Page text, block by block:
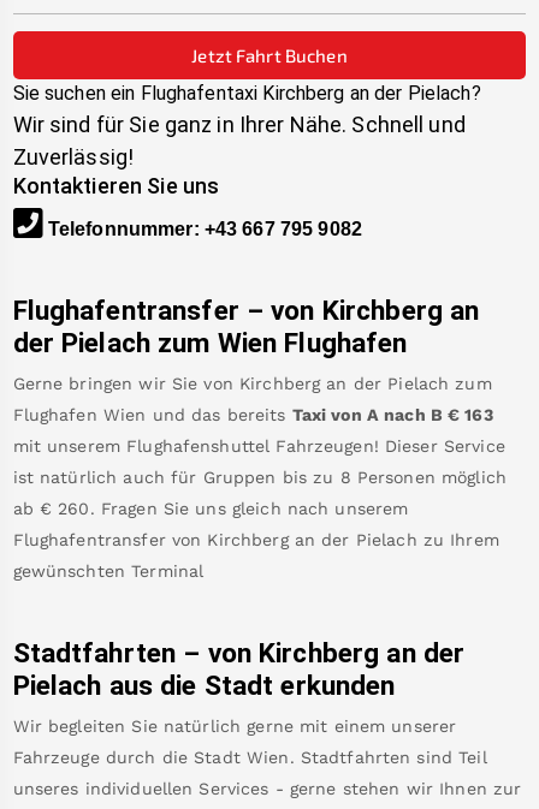
Jetzt Fahrt Buchen
Sie suchen ein Flughafentaxi Kirchberg an der Pielach?
Wir sind für Sie ganz in Ihrer Nähe. Schnell und
Zuverlässig!
Kontaktieren Sie uns
Telefonnummer: +43 667 795 9082
Flughafentransfer – von Kirchberg an
der Pielach zum Wien Flughafen
Gerne bringen wir Sie von Kirchberg an der Pielach zum
Flughafen Wien und das bereits Taxi von A nach B €163
mit unserem Flughafenshuttel Fahrzeugen! Dieser Service
ist natürlich auch für Gruppen bis zu 8 Personen möglich
ab € 260. Fragen Sie uns gleich nach unserem
Flughafentransfer von Kirchberg an der Pielach zu Ihrem
gewünschten Terminal
Stadtfahrten – von Kirchberg an der
Pielach aus die Stadt erkunden
Wir begleiten Sie natürlich gerne mit einem unserer
Fahrzeuge durch die Stadt Wien. Stadtfahrten sind Teil
unseres individuellen Services - gerne stehen wir Ihnen zur